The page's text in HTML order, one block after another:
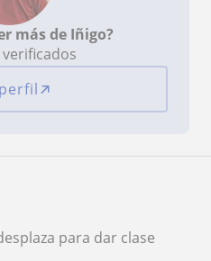
más de Iñigo?
para dar clase